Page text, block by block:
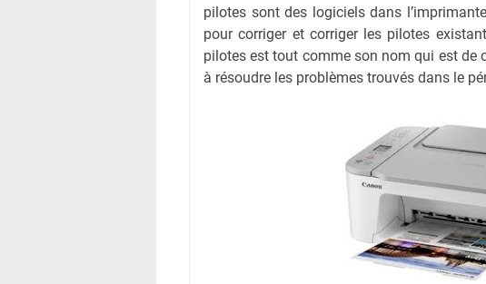
pilotes sont des logiciels dans
pour corriger et corriger les pilotes
pilotes est tout comme son nom qui est de
à résoudre les problèmes trouvés dans le